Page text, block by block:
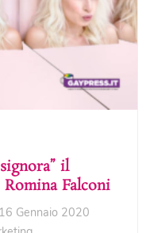
il
Falconi
16 Gennaio 2020